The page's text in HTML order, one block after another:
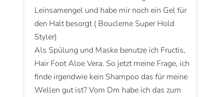
Leinsamengel und habe mir noch ein Gel für
den Halt besorgt ( Boucleme Super Hold
Styler)
Als Spülung und Maske benutze ich Fructis,
Hair Foot Aloe Vera. So jetzt meine Frage, ich
finde irgendwie kein Shampoo das für meine
Wellen gut ist? Vom Dm habe ich das zum